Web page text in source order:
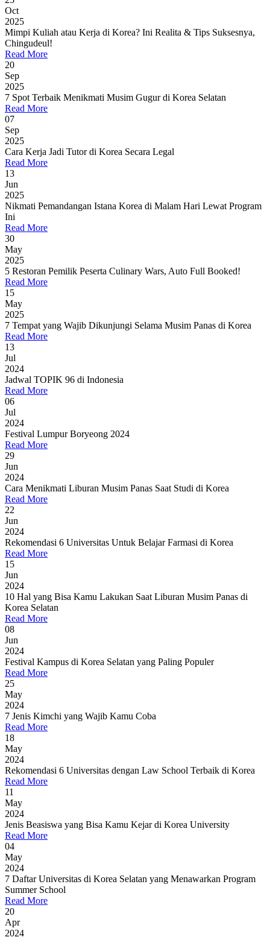
Oct
2025
Mimpi Kuliah atau Kerja di Korea? Ini Realita & Tips Suksesnya,
Chingudeul!
Read More
20
Sep
2025
7 Spot Terbaik Menikmati Musim Gugur di Korea Selatan
Read More
07
Sep
2025
Cara Kerja Jadi Tutor di Korea Secara Legal
Read More
13
Jun
2025
Nikmati Pemandangan Istana Korea di Malam Hari Lewat Program
Ini
Read More
30
May
2025
5 Restoran Pemilik Peserta Culinary Wars, Auto Full Booked!
Read More
15
May
2025
7 Tempat yang Wajib Dikunjungi Selama Musim Panas di Korea
Read More
13
Jul
2024
Jadwal TOPIK 96 di Indonesia
Read More
06
Jul
2024
Festival Lumpur Boryeong 2024
Read More
29
Jun
2024
Cara Menikmati Liburan Musim Panas Saat Studi di Korea
Read More
22
Jun
2024
Rekomendasi 6 Universitas Untuk Belajar Farmasi di Korea
Read More
15
Jun
2024
10 Hal yang Bisa Kamu Lakukan Saat Liburan Musim Panas di
Korea Selatan
Read More
08
Jun
2024
Festival Kampus di Korea Selatan yang Paling Populer
Read More
25
May
2024
7 Jenis Kimchi yang Wajib Kamu Coba
Read More
18
May
2024
Rekomendasi 6 Universitas dengan Law School Terbaik di Korea
Read More
11
May
2024
Jenis Beasiswa yang Bisa Kamu Kejar di Korea University
Read More
04
May
2024
7 Daftar Universitas di Korea Selatan yang Menawarkan Program
Summer School
Read More
20
Apr
2024